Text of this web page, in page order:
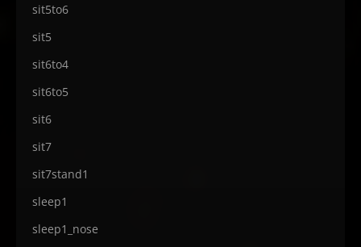
sit5to6
sit5
sit6to4
sit6to5
sit6
sit7
sit7stand1
sleep1
sleep1_nose